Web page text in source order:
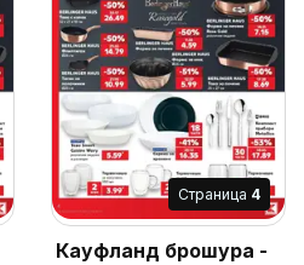
Cтраница 4
Кауфланд брошура -